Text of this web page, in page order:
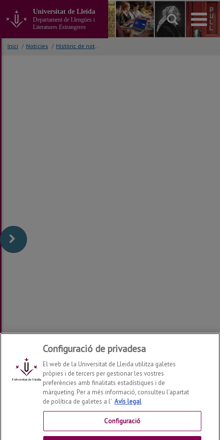
contingut
Universitat de Lleida
Departament de Llengües i
Literatures Estrangeres
Inici / Notícies / Històric de notícies
Departament de Llengües i Literatures Estrangeres
Configuració de privadesa
El web de la Universitat de Lleida utilitza galetes
pròpies i de tercers per gestionar les vostres
preferències amb finalitats estadístiques i de
màrqueting. Per a més informació, consulteu l’apartat
de política de galetes a l' Avís legal
Configuració